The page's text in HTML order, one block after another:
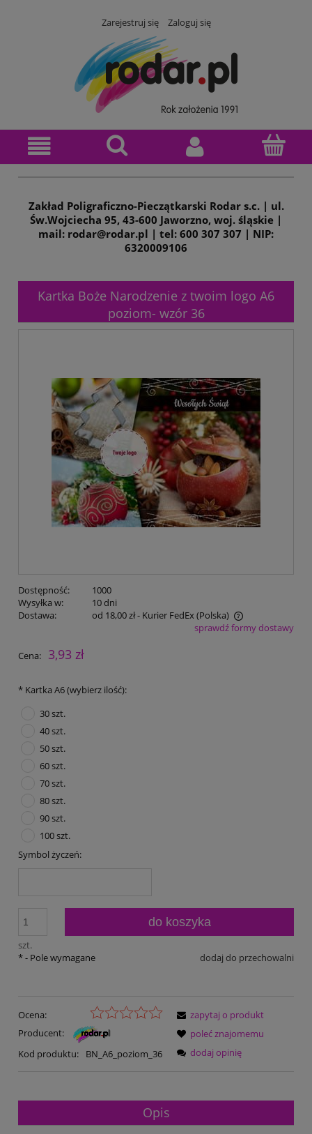
Zarejestruj się Zaloguj się
Zakład Poligraficzno-Pieczątkarski Rodar s.c. | ul.
Św.Wojciecha 95, 43-600 Jaworzno, woj. śląskie |
mail: rodar@rodar.pl | tel: 600 307 307 | NIP:
6320009106
Kartka Boże Narodzenie z twoim logo A6
poziom- wzór 36
Dostępność:
1000
Wysyłka w:
10 dni
Dostawa:
od 18,00 zł- Kurier FedEx(Polska)
Cena nie zawiera ewentualnych kosztów płatnościsprawdź formy dostawy
Cena: 3,93 zł
* Kartka A6 (wybierz ilość):
30 szt.
40 szt.
50 szt.
60 szt.
70 szt.
80 szt.
90 szt.
100 szt.
Symbol życzeń:
szt.
do koszyka
dodaj do przechowalni
*- Pole wymagane
Ocena:
Producent:
Kod produktu:
BN_A6_poziom_36
zapytaj o produkt
poleć znajomemu
dodaj opinię
Opis